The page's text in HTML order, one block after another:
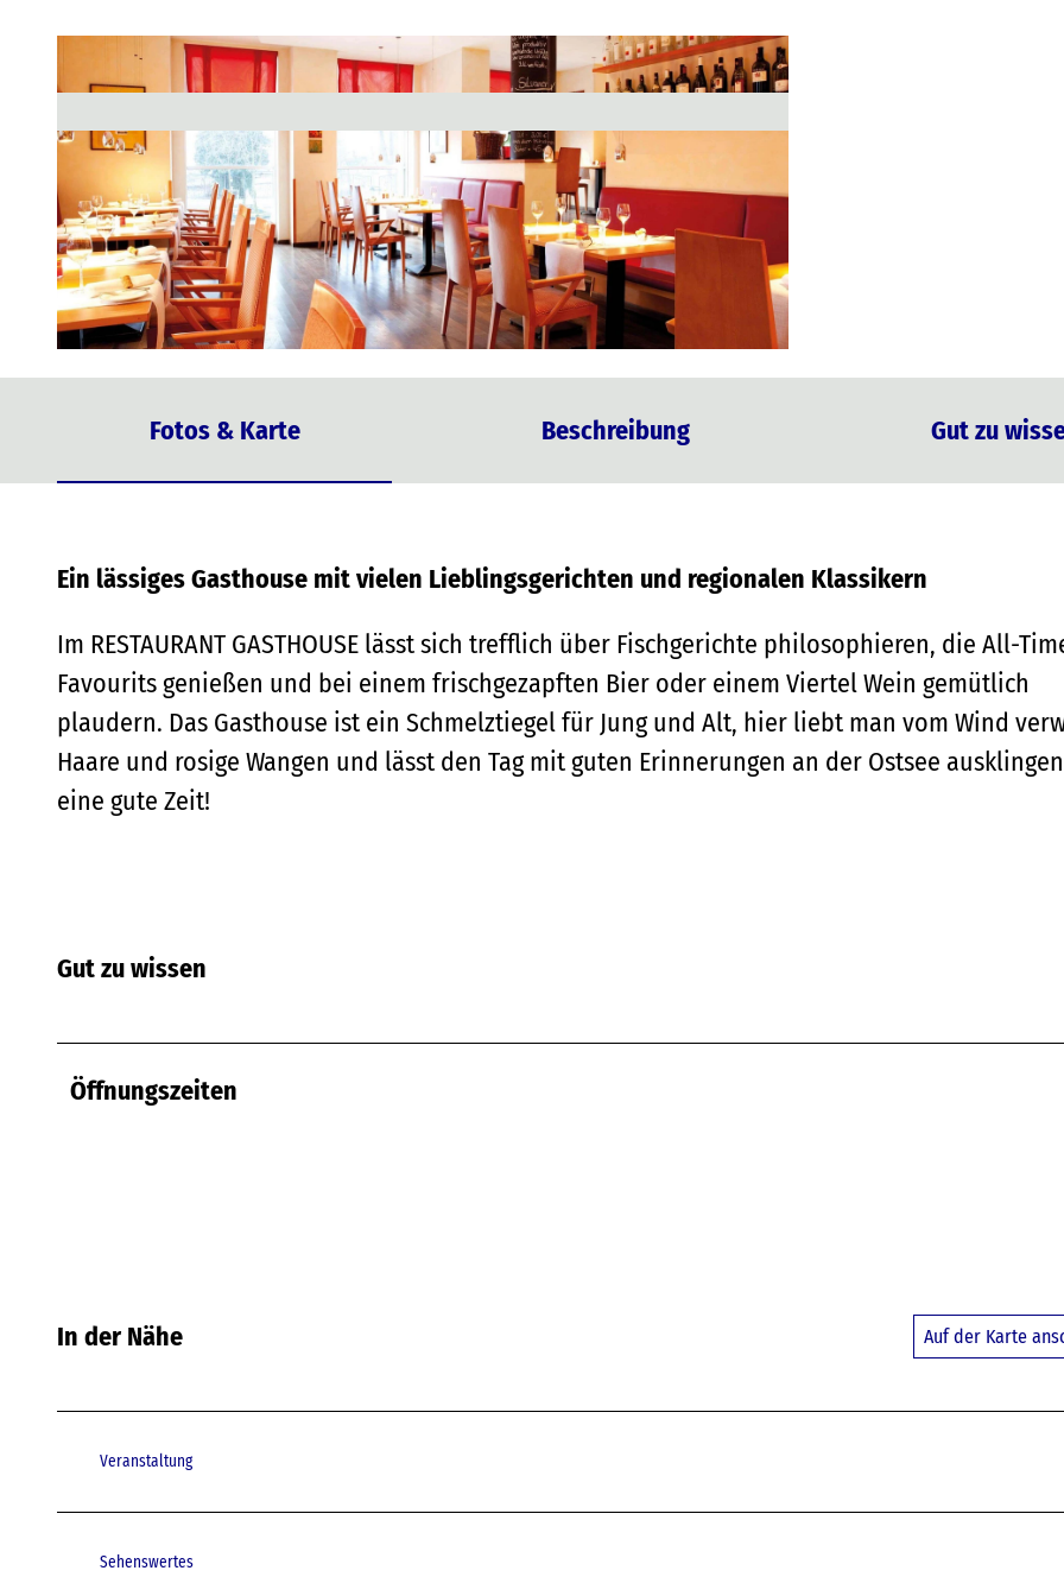
Fotos & Karte Beschreibung Gut zu
Ein lässiges Gasthouse mit vielen Lieblingsgerichten und regionalen Klassikern
Im RESTAURANT GASTHOUSE lässt sich trefflich über Fischgerichte philosophieren, die All-
Favourits genießen und bei einem frischgezapften Bier oder einem Viertel Wein gemütlich
plaudern. Das Gasthouse ist ein Schmelztiegel für Jung und Alt, hier liebt man vom Wind
Haare und rosige Wangen und lässt den Tag mit guten Erinnerungen an der Ostsee
eine gute Zeit!
Gut zu wissen
Öffnungszeiten
In der Nähe Auf der Karte
Veranstaltung
Sehenswertes